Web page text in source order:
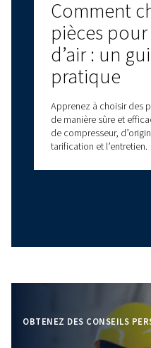
Optimisez les
vis rotatifs grâce
maintenance,